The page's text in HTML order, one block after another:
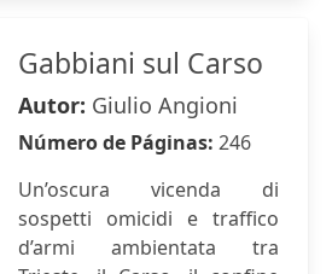
Gabbiani sul Carso
Autor: Giulio Angioni
Número de Páginas: 246
Un’oscura vicenda di
sospetti omicidi e traffico
d’armi ambientata tra